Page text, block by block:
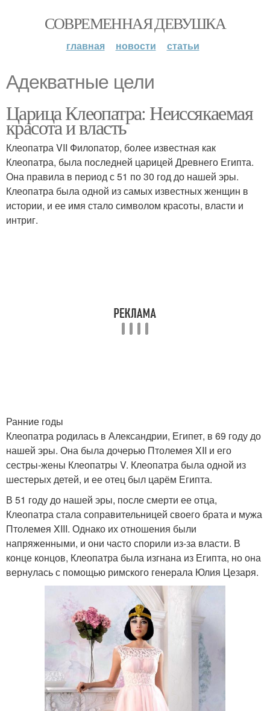
СОВРЕМЕННАЯ ДЕВУШКА
главная новости статьи
Адекватные цели
Царица Клеопатра: Неиссякаемая
красота и власть
Клеопатра VII Филопатор, более известная как
Клеопатра, была последней царицей Древнего Египта.
Она правила в период с 51 по 30 год до нашей эры.
Клеопатра была одной из самых известных женщин в
истории, и ее имя стало символом красоты, власти и
интриг.
Ранние годы
Клеопатра родилась в Александрии, Египет, в 69 году до
нашей эры. Она была дочерью Птолемея XII и его
сестры-жены Клеопатры V. Клеопатра была одной из
шестерых детей, и ее отец был царём Египта.
В 51 году до нашей эры, после смерти ее отца,
Клеопатра стала соправительницей своего брата и мужа
Птолемея XIII. Однако их отношения были
напряженными, и они часто спорили из-за власти. В
конце концов, Клеопатра была изгнана из Египта, но она
вернулась с помощью римского генерала Юлия Цезаря.